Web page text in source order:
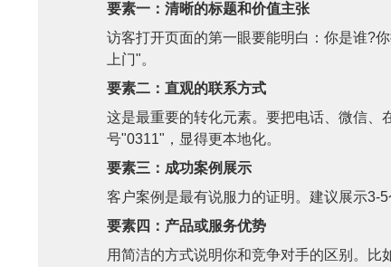
要素一：清晰的标题和价值主张
访客打开页面的第一眼要能明白：你是谁?
上门"。
要素二：直观的联系方式
这是最重要的转化元素。要把电话、微信、
号"0311"，显得更本地化。
要素三：成功案例展示
客户案例是最有说服力的证明。建议展示3-
要素四：产品或服务优势
用简洁的方式说明你和竞争对手的区别。